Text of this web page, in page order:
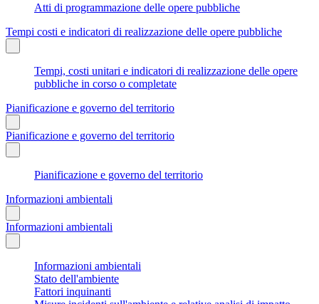
Atti di programmazione delle opere pubbliche
Tempi costi e indicatori di realizzazione delle opere pubbliche
Tempi, costi unitari e indicatori di realizzazione delle opere
pubbliche in corso o completate
Pianificazione e governo del territorio
Pianificazione e governo del territorio
Pianificazione e governo del territorio
Informazioni ambientali
Informazioni ambientali
Informazioni ambientali
Stato dell'ambiente
Fattori inquinanti